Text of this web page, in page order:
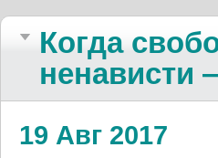
Когда
ненависти
19 Авг 2017